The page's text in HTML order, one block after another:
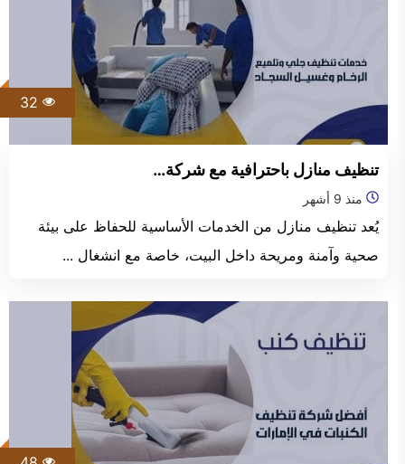
تنظيف منازل باحترافية مع شركة…
منذ 9 أشهر
يُعد تنظيف منازل من الخدمات الأساسية للحفاظ على بيئة
صحية وآمنة ومريحة داخل البيت، خاصة مع انشغال ...